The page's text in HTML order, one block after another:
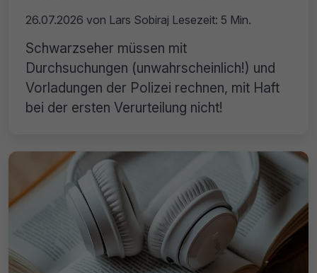
26.07.2026 von Lars Sobiraj Lesezeit: 5 Min.
Schwarzseher müssen mit
Durchsuchungen (unwahrscheinlich!) und
Vorladungen der Polizei rechnen, mit Haft
bei der ersten Verurteilung nicht!